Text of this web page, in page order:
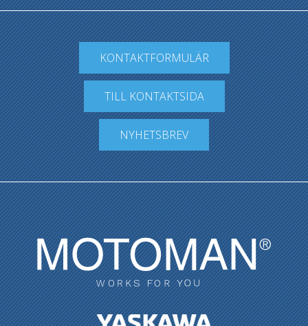
KONTAKTFORMULÄR
TILL KONTAKTSIDA
NYHETSBREV